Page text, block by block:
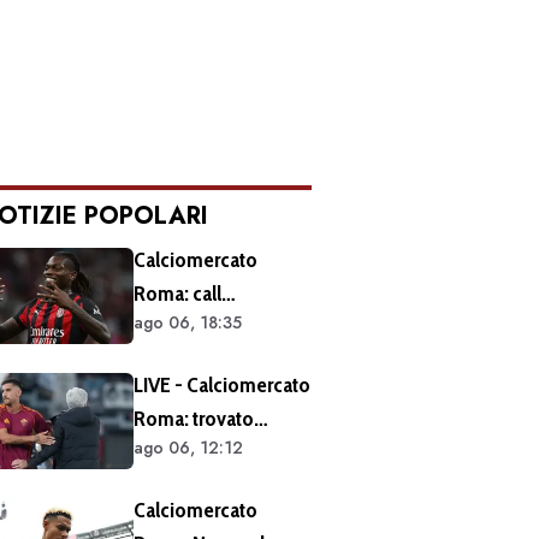
POPOLARI
Calciomercato
Roma: call
esplorativa tra i
Sul tavolo le
situazioni di Leao e
Soulé
ago 06, 18:35
LIVE - Calciomercato
Roma: trovato
l'accordo per il
Prolungamento di
ago 06, 12:12
Calciomercato